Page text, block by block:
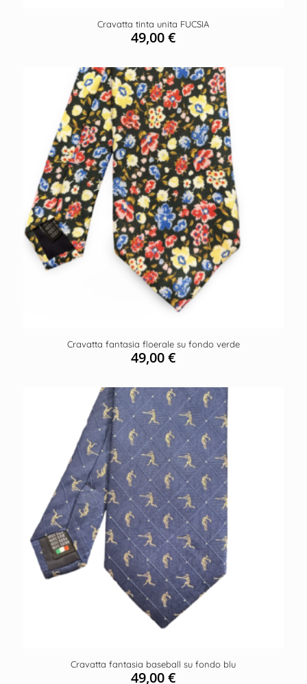
Cravatta tinta unita FUCSIA
49,00€
Cravatta fantasia floerale su fondo verde
49,00€
Cravatta fantasia baseball su fondo blu
49,00€